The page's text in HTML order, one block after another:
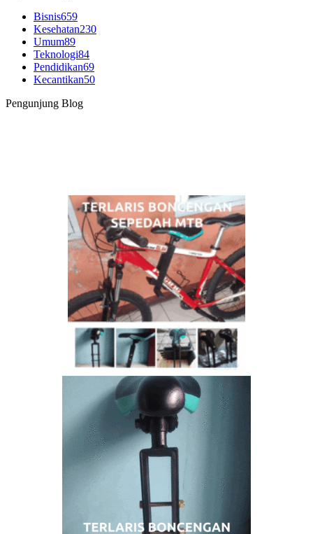
Bisnis659
Kesehatan230
Umum89
Teknologi84
Pendidikan69
Kecantikan50
Pengunjung Blog